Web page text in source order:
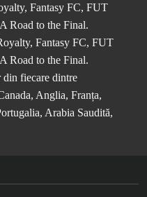
Fantasy FC, FUT
Road to the Final.
Fantasy FC, FUT
Road to the Final.
fiecare dintre
Anglia, Franța,
Arabia Saudită,